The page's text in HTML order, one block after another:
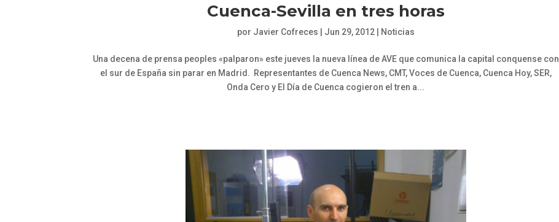
Cuenca-Sevilla en tres horas
por Javier Cofreces Jun 29, 2012| Noticias
Una decena de prensa peoples «palparon» este jueves la nueva línea de AVE que comunica la capital conquense con
el sur de España sin parar en Madrid. Representantes de Cuenca News, CMT, Voces de Cuenca, Cuenca Hoy, SER,
Onda Cero y El Día de Cuenca cogieron el tren a...